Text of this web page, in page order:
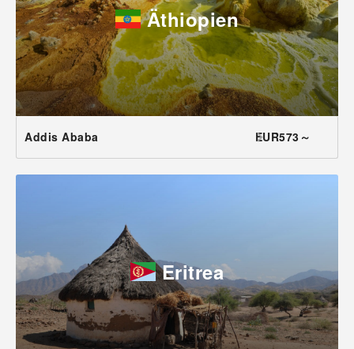
Äthiopien
Addis Ababa EUR573～
Eritrea